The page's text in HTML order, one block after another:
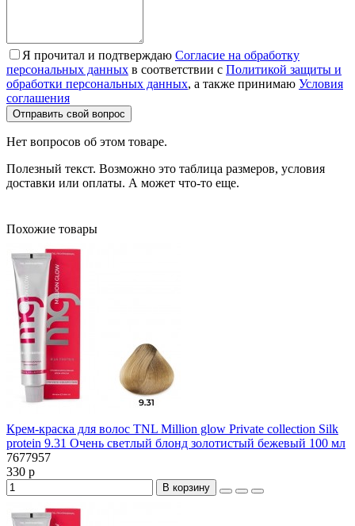
Я прочитал и подтверждаю Согласие на обработку
персональных данных в соответствии с Политикой защиты и
обработки персональных данных, а также принимаю Условия
соглашения
Отправить свой вопрос
Нет вопросов об этом товаре.
Полезный текст. Возможно это таблица размеров, условия
доставки или оплаты. А может что-то еще.
Похожие товары
Крем-краска для волос TNL Million glow Private collection Silk
protein 9.31 Очень светлый блонд золотистый бежевый 100 мл
7677957
330 р
В корзину